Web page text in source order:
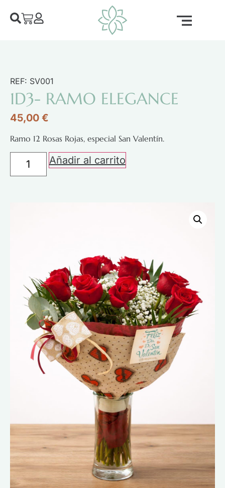
REF: SV001
1D3- RAMO ELEGANCE
45,00 €
Ramo 12 Rosas Rojas, especial San Valentín.
Añadir al carrito